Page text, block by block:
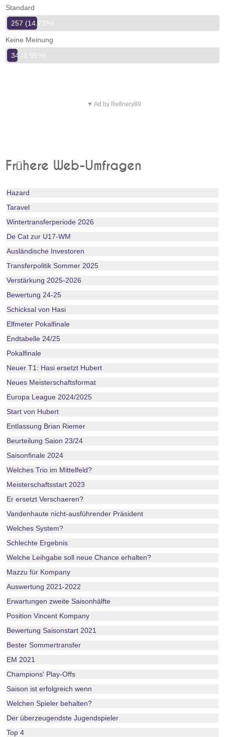
Standard
257 (14.73%)
Keine Meinung
34 (1.95%)
▼ Ad by Refinery89
Frühere Web-Umfragen
Hazard
Taravel
Wintertransferperiode 2026
De Cat zur U17-WM
Ausländische Investoren
Transferpolitik Sommer 2025
Verstärkung 2025-2026
Bewertung 24-25
Schicksal von Hasi
Elfmeter Pokalfinale
Endtabelle 24/25
Pokalfinale
Neuer T1: Hasi ersetzt Hubert
Neues Meisterschaftsformat
Europa League 2024/2025
Start von Hubert
Entlassung Brian Riemer
Beurteilung Saion 23/24
Saisonfinale 2024
Welches Trio im Mittelfeld?
Meisterschaftsstart 2023
Er ersetzt Verschaeren?
Vandenhaute nicht-ausführender Präsident
Welches System?
Schlechte Ergebnis
Welche Leihgabe soll neue Chance erhalten?
Mazzu für Kompany
Auswertung 2021-2022
Erwartungen zweite Saisonhälfte
Position Vincent Kompany
Bewertung Saisonstart 2021
Bester Sommertransfer
EM 2021
Champions' Play-Offs
Saison ist erfolgreich wenn
Welchen Spieler behalten?
Der überzeugendste Jugendspieler
Top 4